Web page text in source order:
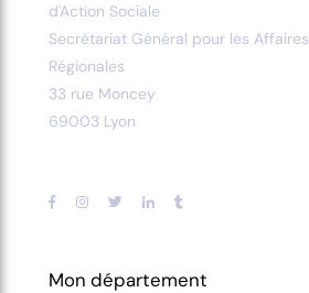
d'Action Sociale
Secrétariat Général pour les Affaires
Régionales
33 rue Moncey
69003 Lyon
Mon département